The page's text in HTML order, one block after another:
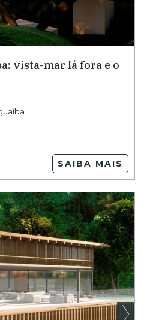
vista-mar lá fora e o
SAIBA MAIS